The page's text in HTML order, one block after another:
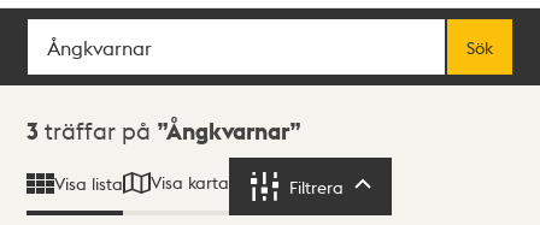
Sök
Sök
Sökresultat
3 träffar på Ångkvarnar
Visa lista Visa karta Filtrera